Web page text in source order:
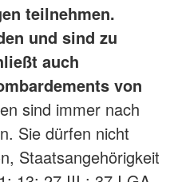
teilnehmen.
und sind zu
auch
von
sind immer nach
Sie dürfen nicht
Staatsangehörigkeit